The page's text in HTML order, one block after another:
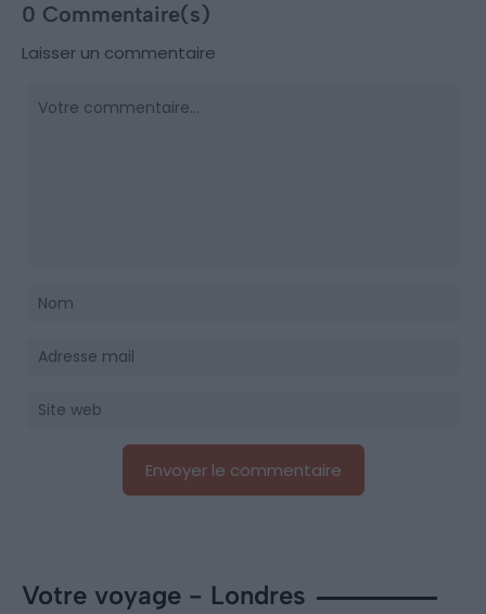
0 Commentaire(s)
Laisser un commentaire
Votre voyage - Londres